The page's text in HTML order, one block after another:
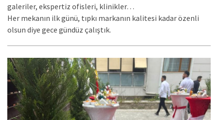
galeriler, ekspertiz ofisleri, klinikler…
Her mekanın ilk günü, tıpkı markanın kalitesi kadar özenli
olsun diye gece gündüz çalıştık.